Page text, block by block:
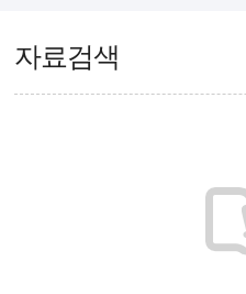
자료검색